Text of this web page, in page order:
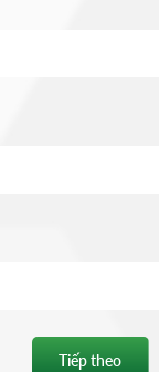
Tiếp theo